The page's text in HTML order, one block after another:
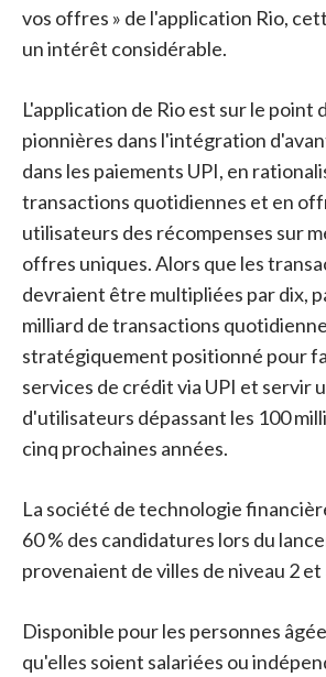
vos offres » de l'application Rio,
un intérêt considérable.
L'application de Rio est sur le point
pionnières dans l'intégration
dans les paiements UPI, en
transactions quotidiennes et en
utilisateurs des récompenses sur
offres uniques. Alors que les
devraient être multipliées par dix,
milliard de transactions
stratégiquement positionné pour
services de crédit via UPI et servir
d'utilisateurs dépassant les 100
cinq prochaines années.
La société de technologie
60 % des candidatures lors du
provenaient de villes de niveau 2 et
Disponible pour les personnes
qu'elles soient salariées ou